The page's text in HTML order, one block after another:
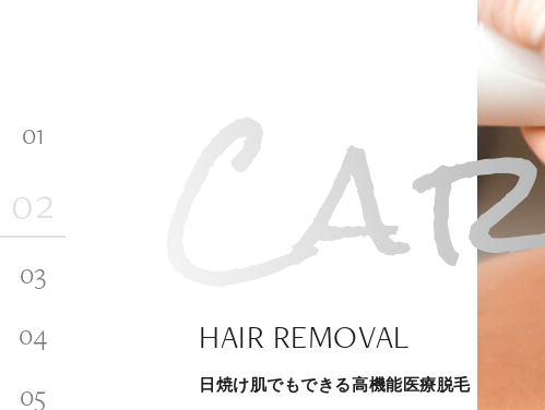
SIGNATURE TREATMENTS
リラックスできる落ち着いた空間で
HAIR REMOVAL
日焼け肌でもできる高機能医療脱毛
SKINCARE-TRIAL
その人に合わせてオーダーメイドで
PHILOSOPHY
“男性”特化の美容
ナチュラル
内側から若々しく健康な身体へ
INVITATION
メンバーシップを、最高のギフトに。